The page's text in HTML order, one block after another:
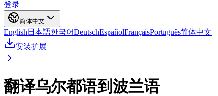
登录
简体中文
English 日本語한국어DeutschEspañolFrançaisPortuguês简体中文
安装扩展
翻译乌尔都语到波兰语